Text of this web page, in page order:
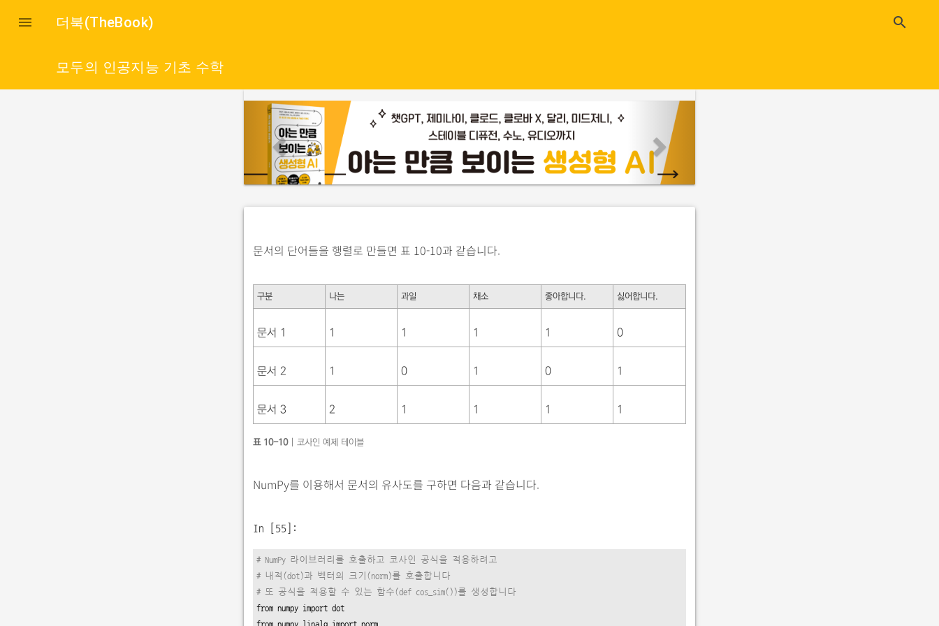
 더북(TheBook) search
모두의 인공지능 기초 수학
p
r
e
v
i
o
s
x
t
문서의 단어들을 행렬로 만들면 표 10-10과 같습니다.
구분 나는 과일 채소 좋아합니다. 싫어합니다.
문서 1 1 1 1 1 0
문서 2 1 0 1 0 1
문서 3 2 1 1 1 1
표 10-10| 코사인 예제 테이블
NumPy를 이용해서 문서의 유사도를 구하면 다음과 같습니다.
In [55]:
# NumPy 라이브러리를 호출하고 코사인 공식을 적용하려고
# 내적(dot)과 벡터의 크기(norm)를 호출합니다
# 또 공식을 적용할 수 있는 함수(def cos_sim())를 생성합니다
from numpy import
dot